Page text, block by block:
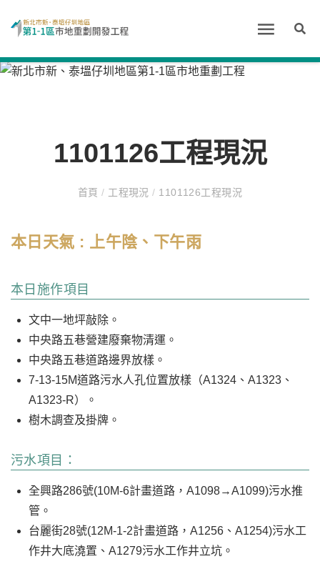
1101126工程現況
首頁/ 工程現況/ 1101126工程現況
本日天氣 : 上午陰、下午雨
本日施作項目
文中一地坪敲除。
中央路五巷營建廢棄物清運。
中央路五巷道路邊界放樣。
7-13-15M道路污水人孔位置放樣（A1324、A1323、
A1323-R）。
樹木調查及掛牌。
污水項目：
全興路286號(10M-6計畫道路，A1098→A1099)污水推
管。
台麗街28號(12M-1-2計畫道路，A1256、A1254)污水工
作井大底澆置、A1279污水工作井立坑。